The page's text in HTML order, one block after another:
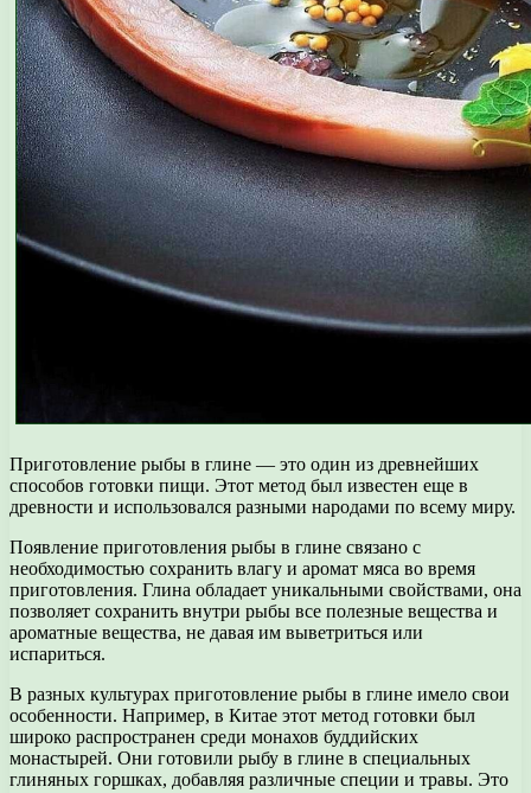
Приготовление рыбы в глине — это один из древнейших
способов готовки пищи. Этот метод был известен еще в
древности и использовался разными народами по всему миру.
Появление приготовления рыбы в глине связано с
необходимостью сохранить влагу и аромат мяса во время
приготовления. Глина обладает уникальными свойствами, она
позволяет сохранить внутри рыбы все полезные вещества и
ароматные вещества, не давая им выветриться или
испариться.
В разных культурах приготовление рыбы в глине имело свои
особенности. Например, в Китае этот метод готовки был
широко распространен среди монахов буддийских
монастырей. Они готовили рыбу в глине в специальных
глиняных горшках, добавляя различные специи и травы. Это